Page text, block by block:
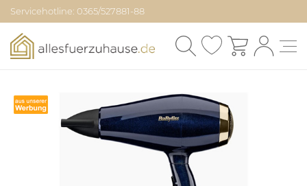
Servicehotline: 0365/527881-88